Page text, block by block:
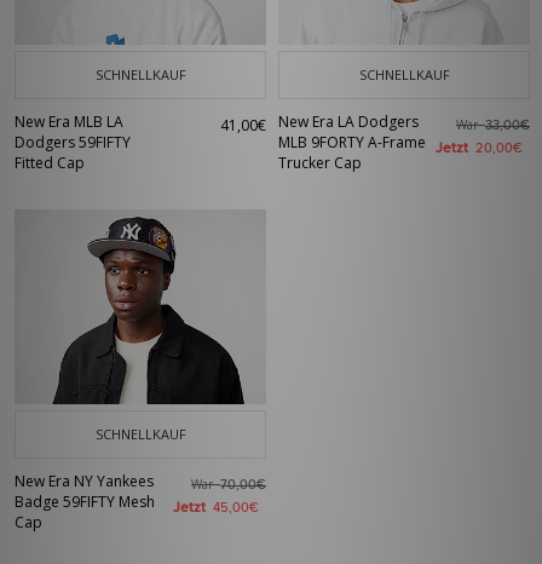
SCHNELLKAUF
New Era MLB LA
Dodgers 59FIFTY
Fitted Cap
41,00€
SCHNELLKAUF
New Era LA Dodgers
MLB 9FORTY A-Frame
Trucker Cap
War33,00€
Jetzt 20,00€
SCHNELLKAUF
New Era NY Yankees
Badge 59FIFTY Mesh
Cap
War70,00€
Jetzt 45,00€